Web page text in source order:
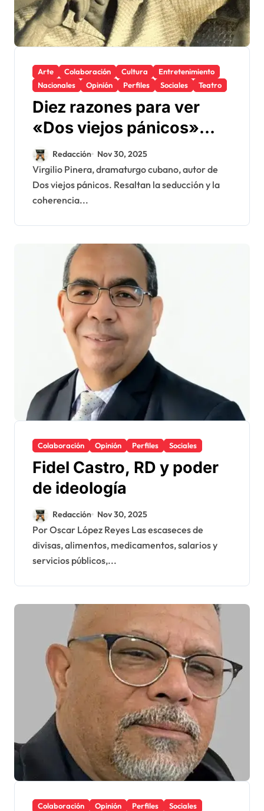
Arte Colaboración Cultura
Entretenimiento
Nacionales
Opinión Perfiles Sociales Teatro
Diez razones para ver
«Dos viejos pánicos»
(Crítica de teatro)
Redacción Nov 30, 2025
Virgilio Pinera, dramaturgo cubano, autor de
Dos viejos pánicos. Resaltan la seducción y la
coherencia...
Colaboración Opinión Perfiles Sociales
Fidel Castro, RD y poder
de ideología
Redacción Nov 30, 2025
Por Oscar López Reyes Las escaseces de
divisas, alimentos, medicamentos, salarios y
servicios públicos,...
Colaboración Opinión Perfiles Sociales